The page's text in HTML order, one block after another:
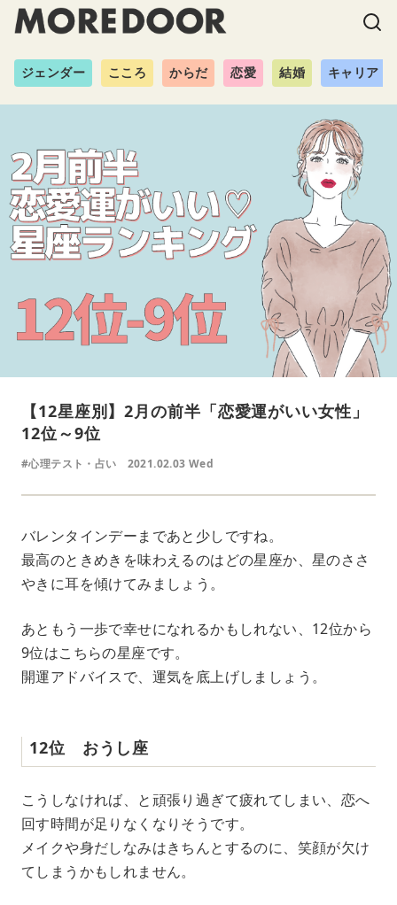
ジェンダー こころ からだ 恋愛 結婚 キャリア
【12星座別】2月の前半「恋愛運がいい女性」
12位～9位
#心理テスト・占い 2021.02.03 Wed
バレンタインデーまであと少しですね。
最高のときめきを味わえるのはどの星座か、星のささ
やきに耳を傾けてみましょう。
あともう一歩で幸せになれるかもしれない、12位から
9位はこちらの星座です。
開運アドバイスで、運気を底上げしましょう。
12位 おうし座
こうしなければ、と頑張り過ぎて疲れてしまい、恋へ
回す時間が足りなくなりそうです。
メイクや身だしなみはきちんとするのに、笑顔が欠け
てしまうかもしれません。